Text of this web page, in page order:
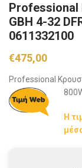
Professional
GBH 4-32
0611332100
€475,00
Professional
Η